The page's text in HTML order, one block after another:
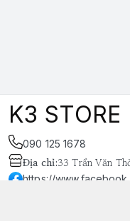
K3 STORE
090 125 1678
Địa chỉ:33 Trần Văn
https://